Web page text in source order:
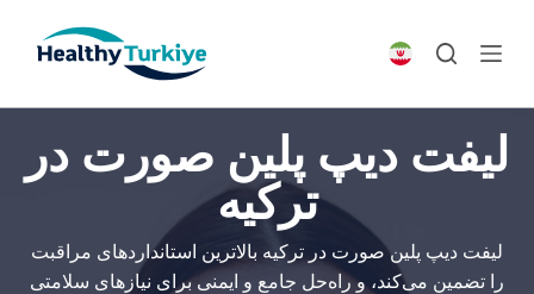
p
o
n
لیفت دیپ پلین صورت در
ترکیه
لیفت دیپ پلین صورت در ترکیه بالاترین استانداردهای مراقبت
را تضمین می‌کند، و راه‌حل جامع و ایمنی برای نیازهای سلامتی